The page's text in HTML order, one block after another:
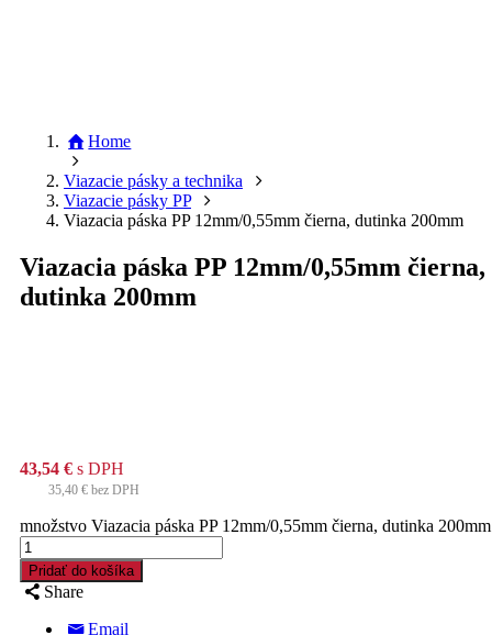
Home
Viazacie pásky a technika
Viazacie pásky PP
Viazacia páska PP 12mm/0,55mm čierna, dutinka 200mm
Viazacia páska PP 12mm/0,55mm čierna,
dutinka 200mm
43,54 € s DPH
35,40 € bez DPH
množstvo Viazacia páska PP 12mm/0,55mm čierna, dutinka 200mm
Pridať do košíka
Share
Email